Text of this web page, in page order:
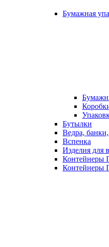
Бумажная
Бутылки
Ведра,
Вспенка
Изделия для
Контейнеры